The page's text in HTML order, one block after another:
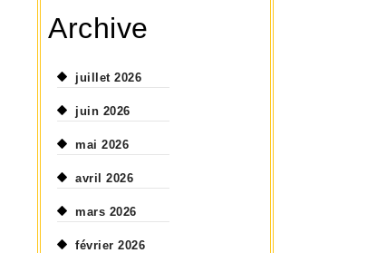
Archive
juillet 2026
juin 2026
mai 2026
avril 2026
mars 2026
février 2026